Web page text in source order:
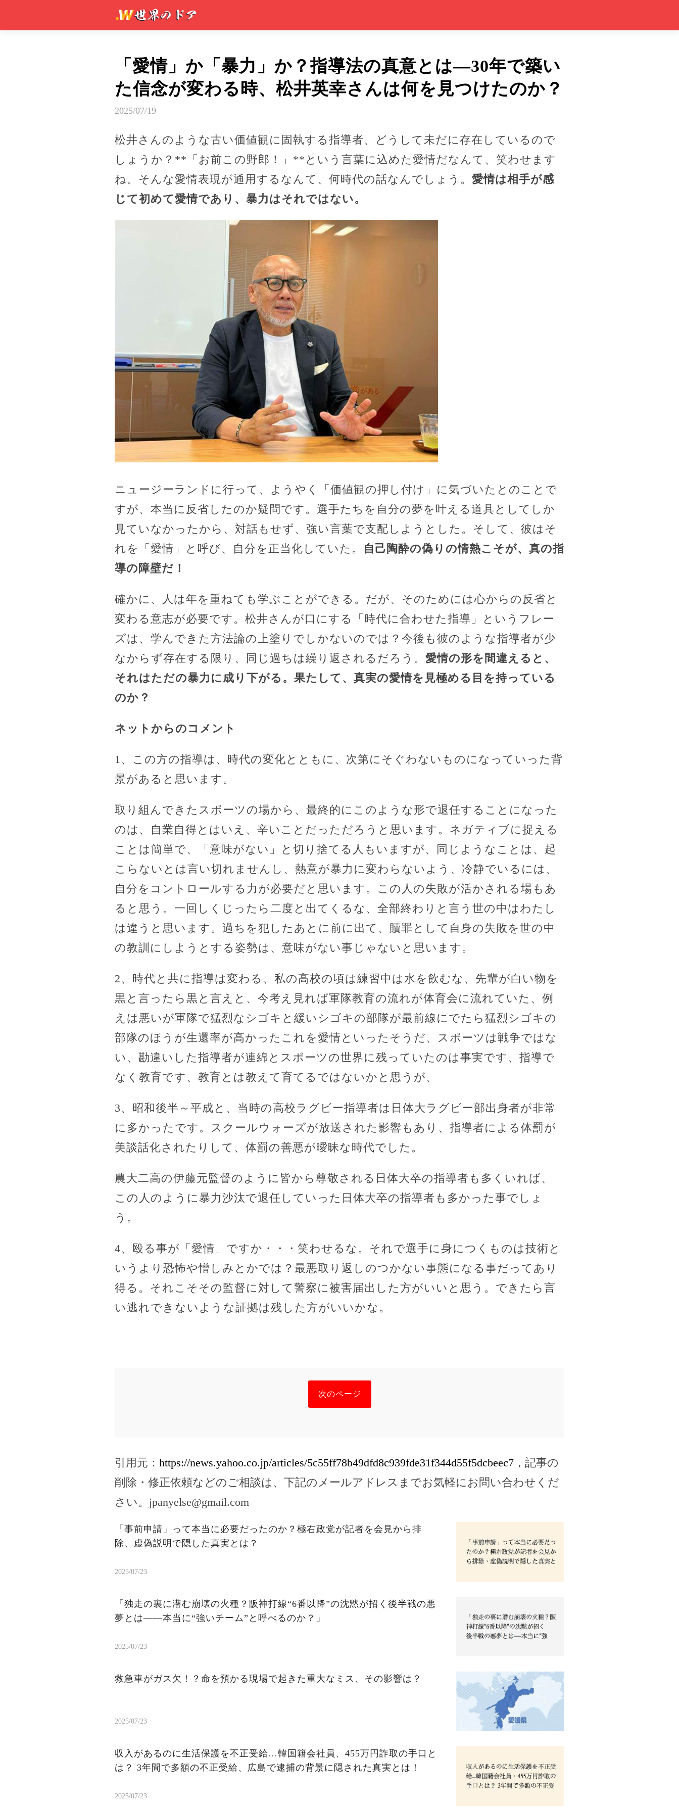
「愛情」か「暴力」か？指導法の真意とは—30年で築い
た信念が変わる時、松井英幸さんは何を見つけたのか？
2025/07/19
松井さんのような古い価値観に固執する指導者、どうして未だに存在しているので
しょうか？**「お前この野郎！」**という言葉に込めた愛情だなんて、笑わせます
ね。そんな愛情表現が通用するなんて、何時代の話なんでしょう。 愛情は相手が感
じて初めて愛情であり、暴力はそれではない。
ニュージーランドに行って、ようやく「価値観の押し付け」に気づいたとのことで
すが、本当に反省したのか疑問です。選手たちを自分の夢を叶える道具としてしか
見ていなかったから、対話もせず、強い言葉で支配しようとした。そして、彼はそ
れを「愛情」と呼び、自分を正当化していた。
自己陶酔の偽りの情熱こそが、真の指
導の障壁だ！
確かに、人は年を重ねても学ぶことができる。だが、そのためには心からの反省と
変わる意志が必要です。松井さんが口にする「時代に合わせた指導」というフレー
ズは、学んできた方法論の上塗りでしかないのでは？今後も彼のような指導者が少
なからず存在する限り、同じ過ちは繰り返されるだろう。 愛情の形を間違えると、
それはただの暴力に成り下がる。果たして、真実の愛情を見極める目を持っている
のか？
ネットからのコメント
1、この方の指導は、時代の変化とともに、次第にそぐわないものになっていった背
景があると思います。
取り組んできたスポーツの場から、最終的にこのような形で退任することになった
のは、自業自得とはいえ、辛いことだっただろうと思います。ネガティブに捉える
ことは簡単で、「意味がない」と切り捨てる人もいますが、同じようなことは、起
こらないとは言い切れませんし、熱意が暴力に変わらないよう、冷静でいるには、
自分をコントロールする力が必要だと思います。この人の失敗が活かされる場もあ
ると思う。一回しくじったら二度と出てくるな、全部終わりと言う世の中はわたし
は違うと思います。過ちを犯したあとに前に出て、贖罪として自身の失敗を世の中
の教訓にしようとする姿勢は、意味がない事じゃないと思います。
2、時代と共に指導は変わる、私の高校の頃は練習中は水を飲むな、先輩が白い物を
黒と言ったら黒と言えと、今考え見れば軍隊教育の流れが体育会に流れていた、例
えは悪いが軍隊で猛烈なシゴキと緩いシゴキの部隊が最前線にでたら猛烈シゴキの
部隊のほうが生還率が高かったこれを愛情といったそうだ、スポーツは戦争ではな
い、勘違いした指導者が連綿とスポーツの世界に残っていたのは事実です、指導で
なく教育です、教育とは教えて育てるではないかと思うが、
3、昭和後半～平成と、当時の高校ラグビー指導者は日体大ラグビー部出身者が非常
に多かったです。スクールウォーズが放送された影響もあり、指導者による体罰が
美談話化されたりして、体罰の善悪が曖昧な時代でした。
農大二高の伊藤元監督のように皆から尊敬される日体大卒の指導者も多くいれば、
この人のように暴力沙汰で退任していった日体大卒の指導者も多かった事でしょ
う。
4、殴る事が「愛情」ですか・・・笑わせるな。それで選手に身につくものは技術と
いうより恐怖や憎しみとかでは？最悪取り返しのつかない事態になる事だってあり
得る。それこそその監督に対して警察に被害届出した方がいいと思う。できたら言
い逃れできないような証拠は残した方がいいかな。
次のページ
引用元： https://news.yahoo.co.jp/articles/5c55ff78b49dfd8c939fde31f344d55f5dcbeec7 ，記事の
削除・修正依頼などのご相談は、下記のメールアドレスまでお気軽にお問い合わせくだ
さい。 jpanyelse@gmail.com
「事前申請」って本当に必要だったのか？極右政党が記者を会見から排
除、虚偽説明で隠した真実とは？
2025/07/23
「独走の裏に潜む崩壊の火種？阪神打線“6番以降”の沈黙が招く後半戦の悪
夢とは——本当に“強いチーム”と呼べるのか？」
2025/07/23
救急車がガス欠！？命を預かる現場で起きた重大なミス、その影響は？
2025/07/23
収入があるのに生活保護を不正受給…韓国籍会社員、455万円詐取の手口と
は？ 3年間で多額の不正受給、広島で逮捕の背景に隠された真実とは！
2025/07/23